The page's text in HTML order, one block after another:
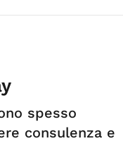
spesso
consulenza e